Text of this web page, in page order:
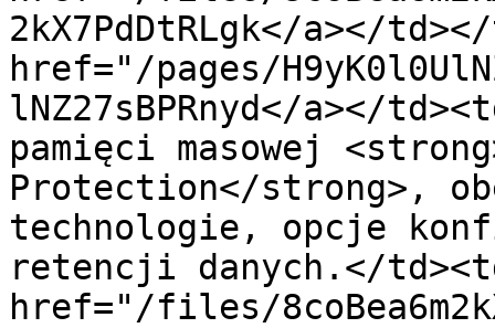
2kX7PdDtRLgk</a></
href="/pages/
lNZ27sBPRnyd</a></
pamięci masowej
Protection</strong>,
technologie, opcje
retencji danych.</
href="/files/